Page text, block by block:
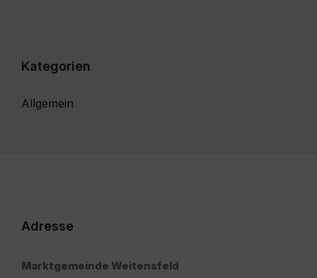
Kategorien
Allgemein
Adresse
Marktgemeinde Weitensfeld